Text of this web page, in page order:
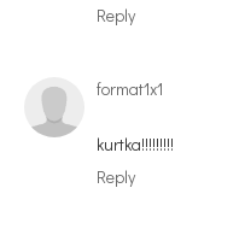
Reply
format1x1
kurtka!!!!!!!!!
Reply